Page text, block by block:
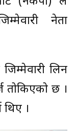
नेता
लिन
तोकिएको छ ।
।